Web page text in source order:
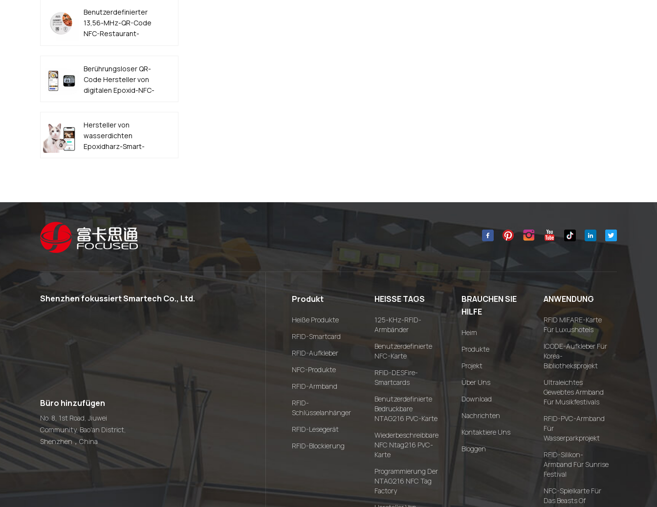
Benutzerdefinierter
13,56-MHz-QR-Code
NFC-Restaurant-
Berührungsloser QR-
Code Hersteller von
digitalen Epoxid-NFC-
Hersteller von
wasserdichten
Epoxidharz-Smart-
Shenzhen fokussiert Smartech Co., Ltd.
Büro hinzufügen
No. 8, 1st Road, Jiuwei
Community, Bao'an District,
Shenzhen，China
Produkt
Heiße Produkte
RFID-Smartcard
RFID-Aufkleber
NFC-Produkte
RFID-Armband
RFID-
Schlüsselanhänger
RFID-Lesegerät
RFID-Blockierung
HEISSE TAGS
125-KHz-RFID-
Armbänder
Benutzerdefinierte
NFC-Karte
RFID-DESFire-
Smartcards
Benutzerdefinierte
Bedruckbare
NTAG216 PVC-Karte
Wiederbeschreibbare
NFC Ntag216 PVC-
Karte
Programmierung Der
NTAG216 NFC Tag
Factory
BRAUCHEN SIE
HILFE
Heim
Produkte
Projekt
Über Uns
Download
Nachrichten
Kontaktiere Uns
Bloggen
ANWENDUNG
RFID MIFARE-Karte
Für Luxushotels
ICODE-Aufkleber Für
Korea-
Bibliotheksprojekt
Ultraleichtes
Gewebtes Armband
Für Musikfestivals
RFID-PVC-Armband
Für
Wasserparkprojekt
RFID-Silikon-
Armband Für Sunrise
Festival
NFC-Spielkarte Für
Das Beasts Of